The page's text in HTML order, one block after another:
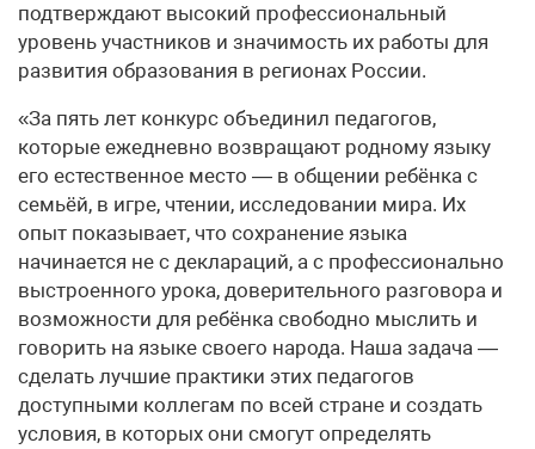
подтверждают высокий профессиональный
уровень участников и значимость их работы для
развития образования в регионах России.
«За пять лет конкурс объединил педагогов,
которые ежедневно возвращают родному языку
его естественное место — в общении ребёнка с
семьёй, в игре, чтении, исследовании мира. Их
опыт показывает, что сохранение языка
начинается не с деклараций, а с профессионально
выстроенного урока, доверительного разговора и
возможности для ребёнка свободно мыслить и
говорить на языке своего народа. Наша задача —
сделать лучшие практики этих педагогов
доступными коллегам по всей стране и создать
условия, в которых они смогут определять